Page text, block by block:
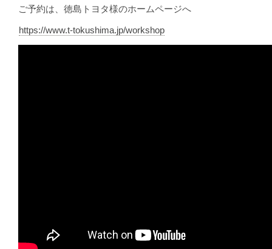
ご予約は、徳島トヨタ様のホームページへ
https://www.t-tokushima.jp/workshop